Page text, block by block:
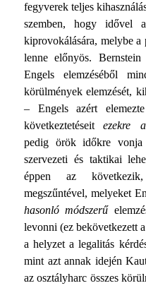
fegyverek teljes
szemben, hogy idővel
kiprovokálására, melybe a
lenne előnyös.
Engels elem­zéséből
körülmények elem­zését,
– Engels azért
következtetéseit ezekre
pedig örök időkre
szervezeti és taktikai
éppen az
megszűntével, melyeket
hasonló módszerű
levonni (ez bekövetkezett
a helyzet a legalitás
mint azt annak idején
az osztályharc összes